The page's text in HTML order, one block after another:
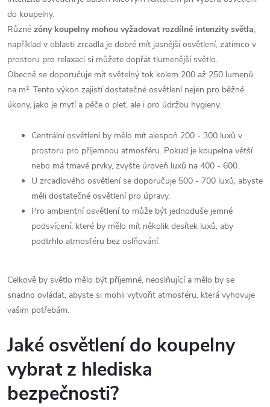
do koupelny.
Různé zóny koupelny mohou vyžadovat rozdílné intenzity světla;
například v oblasti zrcadla je dobré mít jasnější osvětlení, zatímco v
prostoru pro relaxaci si můžete dopřát tlumenější světlo.
Obecně se doporučuje mít světelný tok kolem 200 až 250 lumenů
na m². Tento výkon zajistí dostatečné osvětlení nejen pro běžné
úkony, jako je mytí a péče o pleť, ale i pro údržbu hygieny.
Centrální osvětlení by mělo mít alespoň 200 - 300 luxů v
prostoru pro příjemnou atmosféru. Pokud je koupelna větší
nebo má tmavé prvky, zvyšte úroveň luxů na 400 - 600.
U zrcadlového osvětlení se doporučuje 500 - 700 luxů, abyste
měli dostatečné osvětlení pro úpravy.
Pro ambientní osvětlení to může být jednoduše jemné
podsvícení, které by mělo mít několik desítek luxů, aby
podtrhlo atmosféru bez oslňování.
Celkově by světlo mělo být příjemné, neoslňující a mělo by se
snadno ovládat, abyste si mohli vytvořit atmosféru, která vyhovuje
vašim potřebám.
Jaké osvětlení do koupelny
vybrat z hlediska
bezpečnosti?